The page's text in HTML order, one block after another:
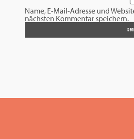
Name, E-Mail-Adresse und
nächsten Kommentar speichern.